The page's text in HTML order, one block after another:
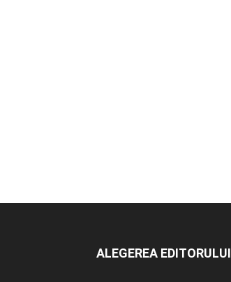
ALEGEREA EDITORULUI